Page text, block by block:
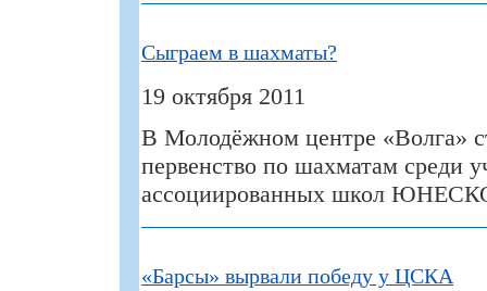
Сыграем в шахматы?
19 октября 2011
В Молодёжном центре «Волга»
первенство по шахматам среди
ассоциированных школ
«Барсы» вырвали победу у ЦСКА